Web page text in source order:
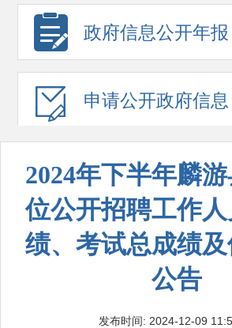
政府信息公开年报
申请公开政府信息
2024年下半年麟
位公开招聘工作
绩、考试总成绩
公告
发布时间: 2024-12-09